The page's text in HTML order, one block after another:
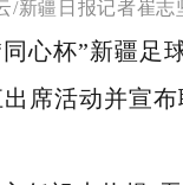
/新疆日报记者崔志
同心杯”新疆
席活动并宣